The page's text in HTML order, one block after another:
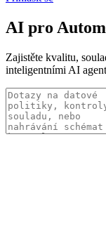
AI pro
Zajistěte kvalitu,
inteligentními AI